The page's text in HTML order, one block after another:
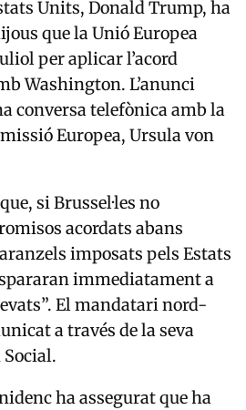
Units, Donald Trump, ha
que la Unió Europea
per aplicar l’acord
Washington. L’anunci
conversa telefònica amb la
Europea, Ursula von
si Brussel·les no
acordats abans
imposats pels Estats
immediatament a
El mandatari nord-
a través de la seva
ha assegurat que ha